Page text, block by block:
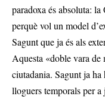
paradoxa és absoluta:
perquè vol un model
Sagunt que ja és als
Aquesta «doble vara de
ciutadania. Sagunt ja ha
lloguers temporals per